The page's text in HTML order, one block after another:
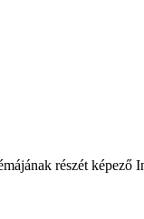
részét képező